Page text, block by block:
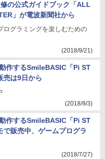
の公式ガイドブック「ALL
」が電波新聞社から
ログラミングを楽しむための
(2018/9/21)
作するSmileBASIC「Pi ST
売は9日から
(2018/9/3)
作するSmileBASIC「Pi ST
で販売中、ゲームプログラ
(2018/7/27)